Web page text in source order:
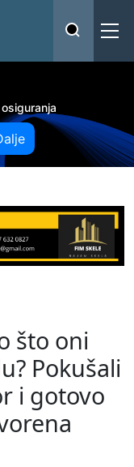
što oni
Pokušali
i gotovo